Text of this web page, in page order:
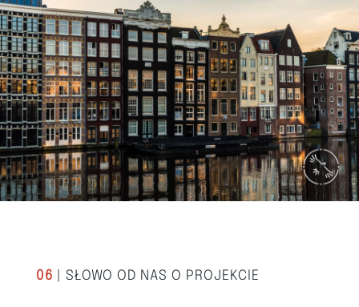
06 | SŁOWO OD NAS O PROJEKCIE